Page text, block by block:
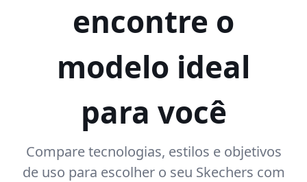
encontre o
modelo ideal
para você
Compare tecnologias, estilos e objetivos
de uso para escolher o seu Skechers com